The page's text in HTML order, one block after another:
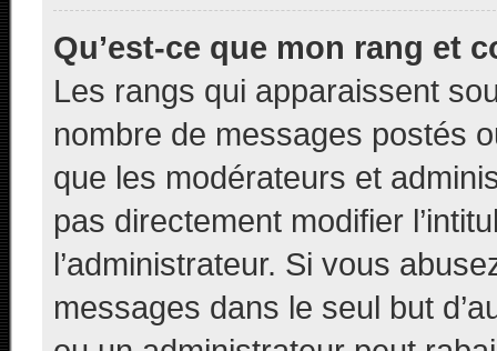
Qu’est-ce que mon rang et
Les rangs qui apparaissent
nombre de messages postés
que les modérateurs et
pas directement modifier
l’administrateur. Si vous
messages dans le seul but